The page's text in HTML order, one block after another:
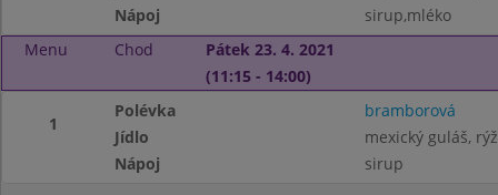
Nápoj
sirup,mléko
Menu
Chod
Pátek 23. 4. 2021
(11:15 - 14:00)
1
Polévka
bramborová
Jídlo
mexický guláš,
Nápoj
sirup